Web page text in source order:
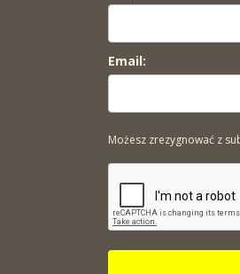
Email:
Możesz zrezygnować z